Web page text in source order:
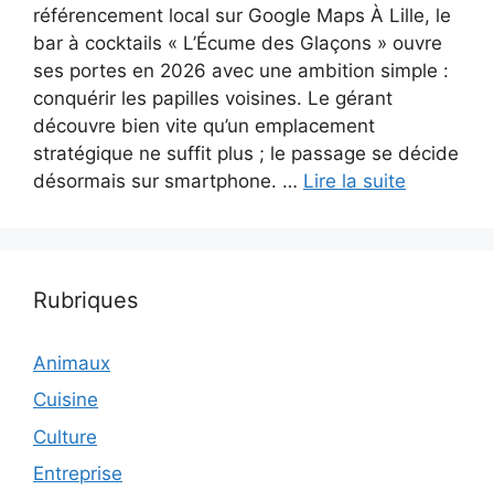
référencement local sur Google Maps À Lille, le
bar à cocktails « L’Écume des Glaçons » ouvre
ses portes en 2026 avec une ambition simple :
conquérir les papilles voisines. Le gérant
découvre bien vite qu’un emplacement
stratégique ne suffit plus ; le passage se décide
désormais sur smartphone. … Lire la suite
Rubriques
Animaux
Cuisine
Culture
Entreprise